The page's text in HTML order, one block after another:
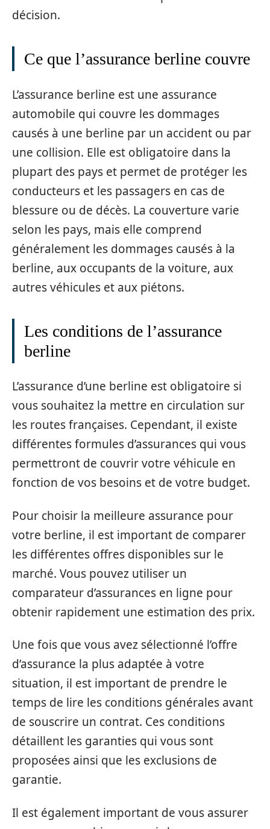
décision.
Ce que l’assurance berline couvre
L’assurance berline est une assurance
automobile qui couvre les dommages
causés à une berline par un accident ou par
une collision. Elle est obligatoire dans la
plupart des pays et permet de protéger les
conducteurs et les passagers en cas de
blessure ou de décès. La couverture varie
selon les pays, mais elle comprend
généralement les dommages causés à la
berline, aux occupants de la voiture, aux
autres véhicules et aux piétons.
Les conditions de l’assurance
berline
L’assurance d’une berline est obligatoire si
vous souhaitez la mettre en circulation sur
les routes françaises. Cependant, il existe
différentes formules d’assurances qui vous
permettront de couvrir votre véhicule en
fonction de vos besoins et de votre budget.
Pour choisir la meilleure assurance pour
votre berline, il est important de comparer
les différentes offres disponibles sur le
marché. Vous pouvez utiliser un
comparateur d’assurances en ligne pour
obtenir rapidement une estimation des prix.
Une fois que vous avez sélectionné l’offre
d’assurance la plus adaptée à votre
situation, il est important de prendre le
temps de lire les conditions générales avant
de souscrire un contrat. Ces conditions
détaillent les garanties qui vous sont
proposées ainsi que les exclusions de
garantie.
Il est également important de vous assurer